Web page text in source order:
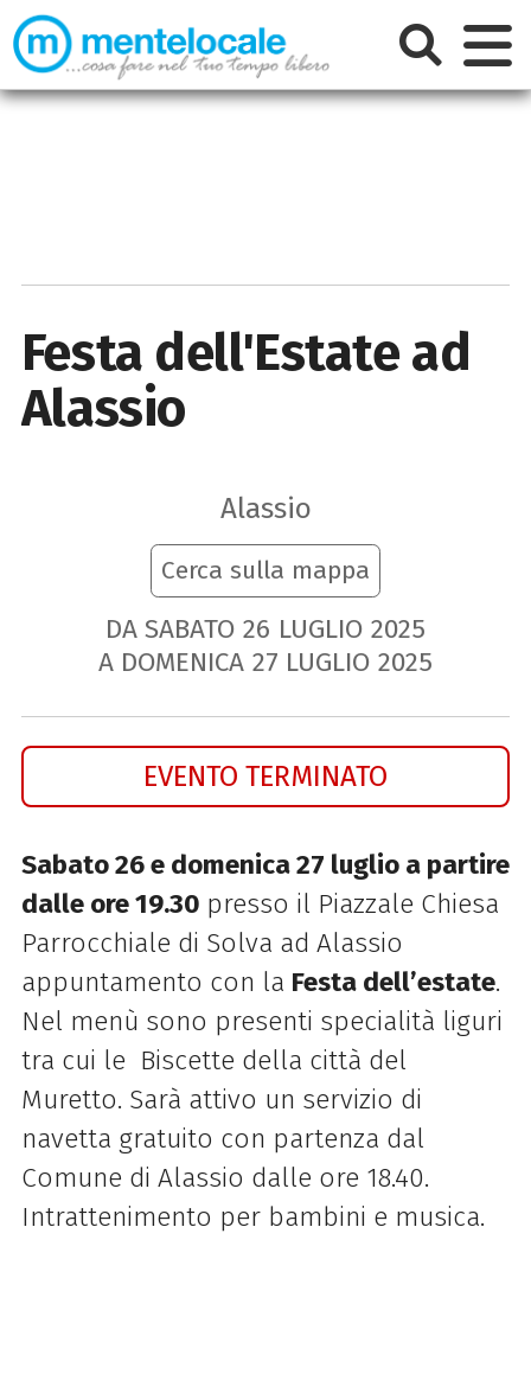
Festa dell'Estate ad
Alassio
Alassio
Cerca sulla mappa
DA SABATO 26 LUGLIO 2025
A DOMENICA 27 LUGLIO 2025
EVENTO TERMINATO
Sabato 26 e domenica 27 luglio a partire
dalle ore 19.30 presso il Piazzale Chiesa
Parrocchiale di Solva ad Alassio
appuntamento con la Festa dell’estate.
Nel menù sono presenti specialità liguri
tra cui le Biscette della città del
Muretto. Sarà attivo un servizio di
navetta gratuito con partenza dal
Comune di Alassio dalle ore 18.40.
Intrattenimento per bambini e musica.